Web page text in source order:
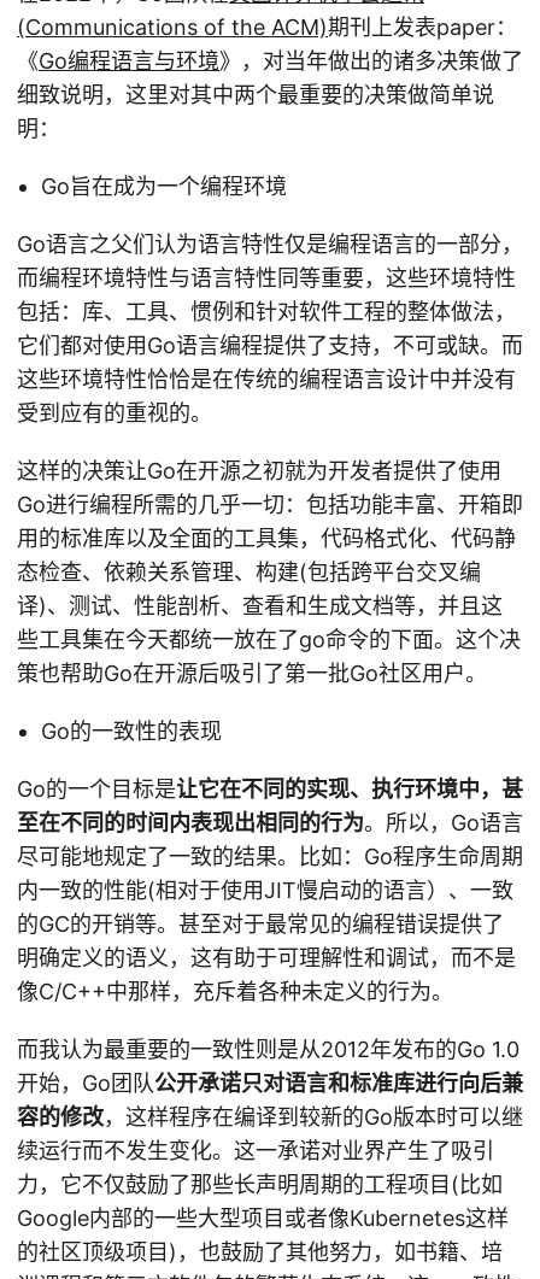
(Communications of the ACM)期刊上发表paper：
《Go编程语言与环境》，对当年做出的诸多决策做了
细致说明，这里对其中两个最重要的决策做简单说
明：
Go旨在成为一个编程环境
Go语言之父们认为语言特性仅是编程语言的一部分，
而编程环境特性与语言特性同等重要，这些环境特性
包括：库、工具、惯例和针对软件工程的整体做法，
它们都对使用Go语言编程提供了支持，不可或缺。而
这些环境特性恰恰是在传统的编程语言设计中并没有
受到应有的重视的。
这样的决策让Go在开源之初就为开发者提供了使用
Go进行编程所需的几乎一切：包括功能丰富、开箱即
用的标准库以及全面的工具集，代码格式化、代码静
态检查、依赖关系管理、构建(包括跨平台交叉编
译)、测试、性能剖析、查看和生成文档等，并且这
些工具集在今天都统一放在了go命令的下面。这个决
策也帮助Go在开源后吸引了第一批Go社区用户。
Go的一致性的表现
Go的一个目标是让它在不同的实现、执行环境中，甚
至在不同的时间内表现出相同的行为。所以，Go语言
尽可能地规定了一致的结果。比如：Go程序生命周期
内一致的性能(相对于使用JIT慢启动的语言）、一致
的GC的开销等。甚至对于最常见的编程错误提供了
明确定义的语义，这有助于可理解性和调试，而不是
像C/C++中那样，充斥着各种未定义的行为。
而我认为最重要的一致性则是从2012年发布的Go 1.0
开始，Go团队公开承诺只对语言和标准库进行向后兼
容的修改，这样程序在编译到较新的Go版本时可以继
续运行而不发生变化。这一承诺对业界产生了吸引
力，它不仅鼓励了那些长声明周期的工程项目(比如
Google内部的一些大型项目或者像Kubernetes这样
的社区顶级项目)，也鼓励了其他努力，如书籍、培